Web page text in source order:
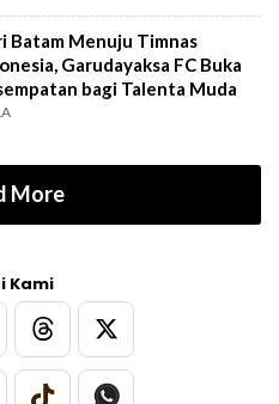
Batam Menuju Timnas
Garudayaksa FC Buka
bagi Talenta Muda
More
Kami